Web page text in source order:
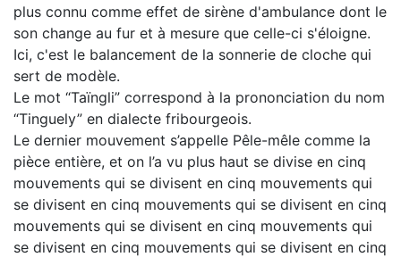
plus connu comme effet de sirène d'ambulance dont le
son change au fur et à mesure que celle-ci s'éloigne.
Ici, c'est le balancement de la sonnerie de cloche qui
sert de modèle.
Le mot “Taïngli” correspond à la prononciation du nom
“Tinguely” en dialecte fribourgeois.
Le dernier mouvement s’appelle Pêle-mêle comme la
pièce entière, et on l’a vu plus haut se divise en cinq
mouvements qui se divisent en cinq mouvements qui
se divisent en cinq mouvements qui se divisent en cinq
mouvements qui se divisent en cinq mouvements qui
se divisent en cinq mouvements qui se divisent en cinq